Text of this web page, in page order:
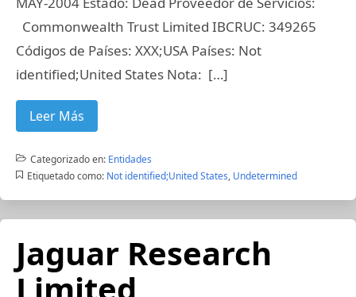
Commonwealth Trust Limited IBCRUC: 349265
Códigos de Países: XXX;USA Países: Not
identified;United States Nota: […]
Leer Más
Categorizado en: Entidades
Etiquetado como: Not identified;United States, Undetermined
Jaguar Research